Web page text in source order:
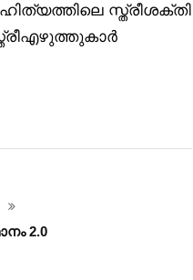
സ്ത്രീശക്തി
2.0